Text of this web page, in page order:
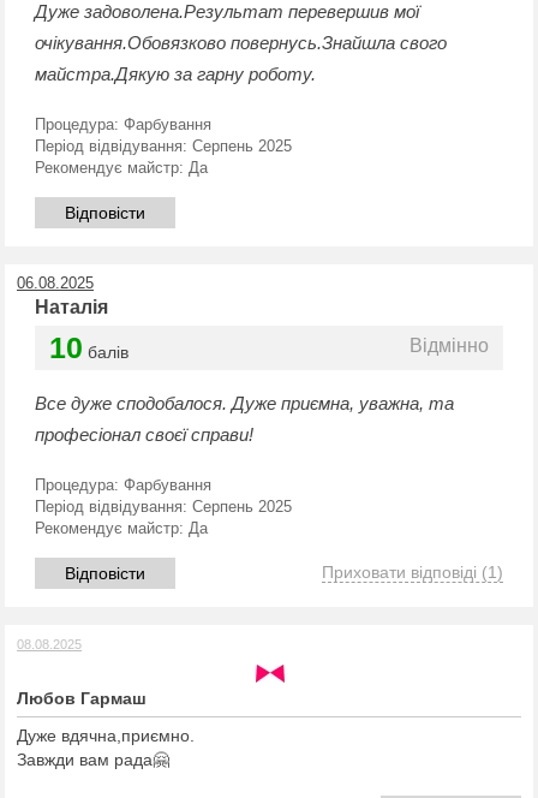
Дуже задоволена.Результат перевершив мої
очікування.Обовязково повернусь.Знайшла свого
майстра.Дякую за гарну роботу.
Процедура: Фарбування
Період відвідування: Серпень 2025
Рекомендує майстр: Да
Відповісти
06.08.2025
Наталія
10 балів Відмінно
Все дуже сподобалося. Дуже приємна, уважна, та
професіонал своєї справи!
Процедура: Фарбування
Період відвідування: Серпень 2025
Рекомендує майстр: Да
Відповісти Приховати відповіді (1)
08.08.2025
Любов Гармаш
Дуже вдячна,приємно.
Завжди вам рада🤗